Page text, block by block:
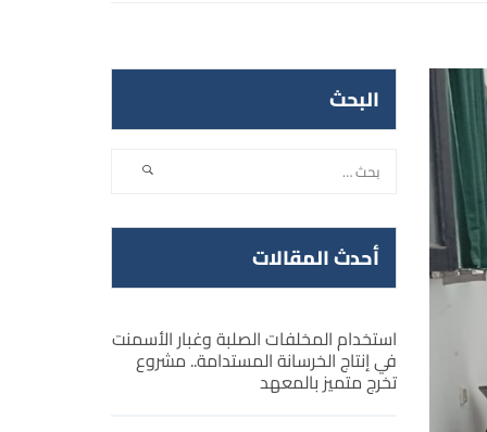
البحث
أحدث المقالات
استخدام المخلفات الصلبة وغبار الأسمنت
في إنتاج الخرسانة المستدامة.. مشروع
تخرج متميز بالمعهد